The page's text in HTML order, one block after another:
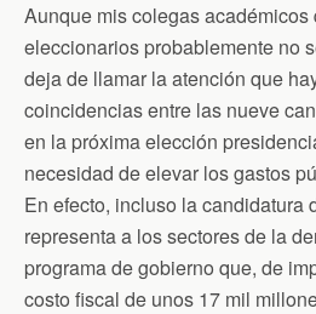
e
b
o
o
k
t
t
e
r
n
t
F
r
i
e
n
d
l
i
l
t
s
A
p
p
Aunque mis colegas
eleccionarios probablemente no
deja de llamar la atención que
coincidencias entre las nueve
en la próxima elección
necesidad de elevar los gastos
En efecto, incluso la candidatura
representa a los sectores de la
programa de gobierno que, de
costo fiscal de unos 17 mil